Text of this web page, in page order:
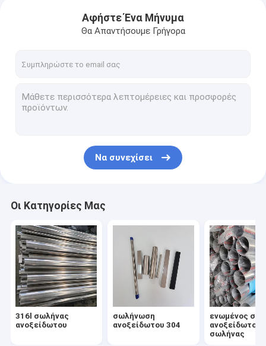
χωρίς συγκόλληση σωλήνας SS
Φύλλο μετάλλων ανοξείδωτου
316l φύλλο ανοξείδωτου
φύλλο ανοξείδωτου καθρεφτών
Σωλήνας κραμάτων αργιλίου
Φύλλο κραμάτων αργιλίου
Σπείρα κραμάτων αργιλίου
συναρμολογήσεις ανοξείδωτου
Αφήστε Ένα Μήνυμα
Θα Απαντήσουμε Γρήγορα
Να συνεχίσει
Οι Κατηγορίες Μας
316l σωλήνας
ανοξείδωτου
σωλήνωση
ανοξείδωτου 304
ενωμένος
ανοξείδωτο
σωλήνας